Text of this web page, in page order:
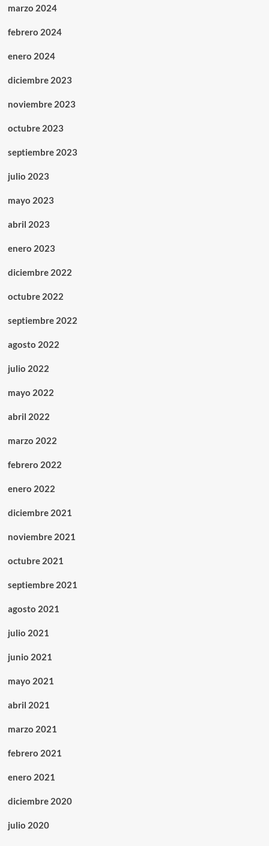
marzo 2024
febrero 2024
enero 2024
diciembre 2023
noviembre 2023
octubre 2023
septiembre 2023
julio 2023
mayo 2023
abril 2023
enero 2023
diciembre 2022
octubre 2022
septiembre 2022
agosto 2022
julio 2022
mayo 2022
abril 2022
marzo 2022
febrero 2022
enero 2022
diciembre 2021
noviembre 2021
octubre 2021
septiembre 2021
agosto 2021
julio 2021
junio 2021
mayo 2021
abril 2021
marzo 2021
febrero 2021
enero 2021
diciembre 2020
julio 2020